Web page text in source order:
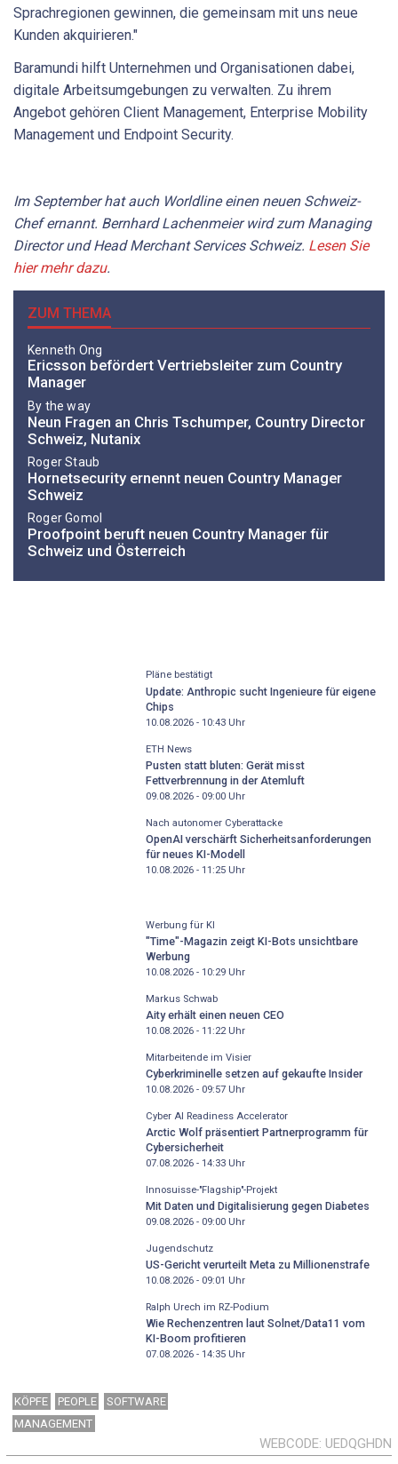
Sprachregionen gewinnen, die gemeinsam mit uns neue
Kunden akquirieren."
Baramundi hilft Unternehmen und Organisationen dabei,
digitale Arbeitsumgebungen zu verwalten. Zu ihrem
Angebot gehören Client Management, Enterprise Mobility
Management und Endpoint Security.
Im September hat auch Worldline einen neuen Schweiz-
Chef ernannt. Bernhard Lachenmeier wird zum Managing
Director und Head Merchant Services Schweiz. Lesen Sie
hier mehr dazu.
ZUM THEMA
Kenneth Ong
Ericsson befördert Vertriebsleiter zum Country
Manager
By the way
Neun Fragen an Chris Tschumper, Country Director
Schweiz, Nutanix
Roger Staub
Hornetsecurity ernennt neuen Country Manager
Schweiz
Roger Gomol
Proofpoint beruft neuen Country Manager für
Schweiz und Österreich
Pläne bestätigt
Update: Anthropic sucht Ingenieure für eigene
Chips
10.08.2026 - 10:43Uhr
ETH News
Pusten statt bluten: Gerät misst
Fettverbrennung in der Atemluft
09.08.2026 - 09:00Uhr
Nach autonomer Cyberattacke
OpenAI verschärft Sicherheitsanforderungen
für neues KI-Modell
10.08.2026 - 11:25Uhr
Werbung für KI
"Time"-Magazin zeigt KI-Bots unsichtbare
Werbung
10.08.2026 - 10:29Uhr
Markus Schwab
Aity erhält einen neuen CEO
10.08.2026 - 11:22Uhr
Mitarbeitende im Visier
Cyberkriminelle setzen auf gekaufte Insider
10.08.2026 - 09:57Uhr
Cyber AI Readiness Accelerator
Arctic Wolf präsentiert Partnerprogramm für
Cybersicherheit
07.08.2026 - 14:33Uhr
Innosuisse-"Flagship"-Projekt
Mit Daten und Digitalisierung gegen Diabetes
09.08.2026 - 09:00Uhr
Jugendschutz
US-Gericht verurteilt Meta zu Millionenstrafe
10.08.2026 - 09:01 Uhr
Ralph Urech im RZ-Podium
Wie Rechenzentren laut Solnet/Data11 vom
KI-Boom profitieren
07.08.2026 - 14:35Uhr
KÖPFE PEOPLE
SOFTWARE
MANAGEMENT
WEBCODE UEDQGHDN